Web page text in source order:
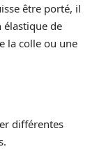
être porté, il
élastique de
la colle ou une
différentes